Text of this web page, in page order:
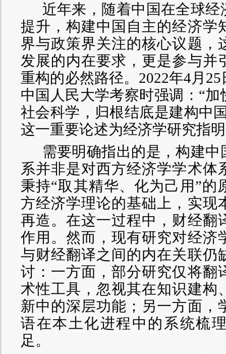
近年来，随着中国在全球
提升，构建中国自主的经济学
界与政策界关注的核心议题，
发展的内在要求，更是参与并
重构的必然路径。 2022年4月
中国人民大学考察时强调：“
社会科学，归根结底是建构中
这一重要论述为经济学研究指
需要明确指出的是，构建
系并非是对西方经济学学术体
秉持“取其精华、化为己用”的
方经济学理论的基础上，实现
再造。在这一过程中，财经翻
作用。然而，现有研究对经济
与财经翻译之间的内在关联仍
讨：一方面，部分研究仅将翻
术性工具，忽视其在知识建构
新中的深层功能；另一方面，
语在本土化进程中的系统梳
足。